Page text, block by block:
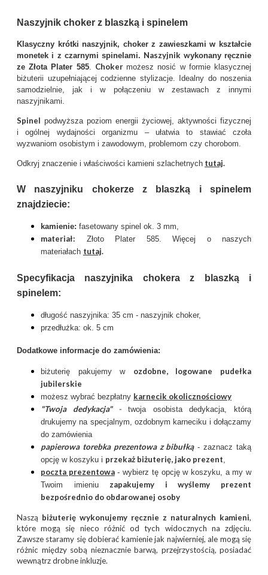
Naszyjnik choker z blaszką i spinelem
Klasyczny krótki naszyjnik, choker z zawieszkami w kształcie
monetek i z czarnymi spinelami. Naszyjnik wykonany ręcznie
ze Złota Plater 585. Chokermożesz nosić w formie klasycznej
biżuterii uzupełniającej codzienne stylizacje.
Idealny do noszenia
samodzielnie, jak i w połączeniu w zestawach z innymi
naszyjnikami.
Spinel podwyższa poziom energii życiowej, aktywności fizycznej
i ogólnej wydajności organizmu – ułatwia to stawiać czoła
wyzwaniom osobistym i zawodowym, problemom czy chorobom.
Odkryj znaczenie i właściwości kamieni szlachetnych tutaj.
W naszyjniku chokerze z blaszką i spinelem
znajdziecie:
kamienie: fasetowany spinel ok. 3 mm,
materiał: Złoto Plater 585. Więcej o naszych
materiałach tutaj.
Specyfikacja naszyjnika chokera z blaszką i
spinelem:
długość naszyjnika: 35 cm - naszyjnik choker,
przedłużka: ok. 5 cm
Dodatkowe informacje do zamówienia:
biżuterię pakujemy w ozdobne, logowane pudełka
jubilerskie
możesz wybrać bezpłatny karnecik okolicznościowy
"Twoja dedykacja"-twoja osobista dedykacja, którą
drukujemy na specjalnym, ozdobnym karneciku i dołączamy
do zamówienia
papierowa torebka prezentowa z bibułką- zaznacz taką
opcję w koszyku i przekaż biżuterię, jako prezent
poczta prezentowa- wybierz tę opcję w koszyku, a my w
Twoim imieniu zapakujemy i wyślemy prezent
bezpośrednio do obdarowanej osoby
Naszą biżuterię wykonujemy ręcznie z naturalnych kamieni,
które mogą się nieco różnić od tych widocznych na zdjęciu.
Zawsze staramy się dobierać kamienie jak najwierniej, ale mogą się
różnic między sobą nieznacznie barwą, przejrzystością, posiadać
wewnątrz drobne inkluzje.